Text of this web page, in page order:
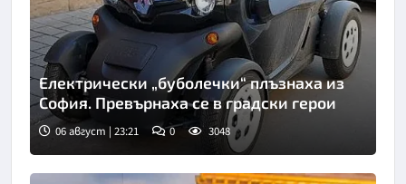
Електрически „буболечки“ плъзнаха из
София. Превърнаха се в градски герои
06 август | 23:21 0 3048